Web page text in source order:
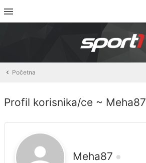
Početna
Profil korisnika/ce ~ Meha87
Meha87